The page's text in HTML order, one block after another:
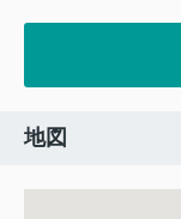
地図